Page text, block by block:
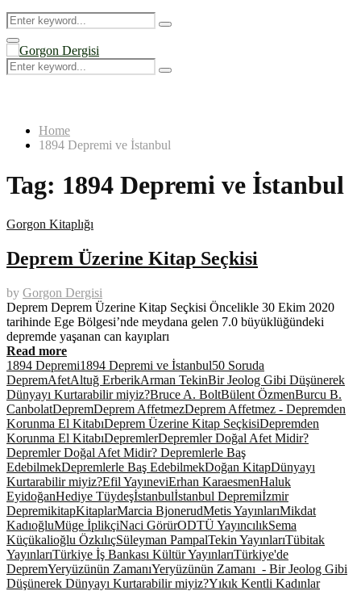
Search
for:
Search
Primary
Menu
Search
for:
Search
Home
1894 Depremi ve İstanbul
Tag: 1894 Depremi ve İstanbul
Gorgon Kitaplığı
Deprem Üzerine Kitap Seçkisi
by Gorgon Dergisi
Deprem Deprem Üzerine Kitap Seçkisi Öncelikle 30 Ekim 2020
tarihinde Ege Bölgesi’nde meydana gelen 7.0 büyüklüğündeki
depremde yaşanan can kayıpları
Read more
1894 Depremi1894 Depremi ve İstanbul50 Soruda
DepremAfetAltuğ ErberikArman TekinBir Jeolog Gibi Düşünerek
Dünyayı Kurtarabilir miyiz?Bruce A. BoltBülent ÖzmenBurcu B.
CanbolatDepremDeprem AffetmezDeprem Affetmez - Depremden
Korunma El KitabıDeprem Üzerine Kitap SeçkisiDepremden
Korunma El KitabıDepremlerDepremler Doğal Afet Midir?
Depremler Doğal Afet Midir? Depremlerle Baş
EdebilmekDepremlerle Baş EdebilmekDoğan KitapDünyayı
Kurtarabilir miyiz?Efil YayıneviErhan KaraesmenHaluk
EyidoğanHediye Tüydeşİstanbulİstanbul Depremiİzmir
DepremikitapKitaplarMarcia BjonerudMetis YayınlarıMikdat
KadıoğluMüge İplikçiNaci GörürODTÜ YayıncılıkSema
Küçükalioğlu ÖzkılıçSüleyman PampalTekin YayınlarıTübitak
YayınlarıTürkiye İş Bankası Kültür YayınlarıTürkiye'de
DepremYeryüzünün ZamanıYeryüzünün Zamanı - Bir Jeolog Gibi
Düşünerek Dünyayı Kurtarabilir miyiz?Yıkık Kentli Kadınlar